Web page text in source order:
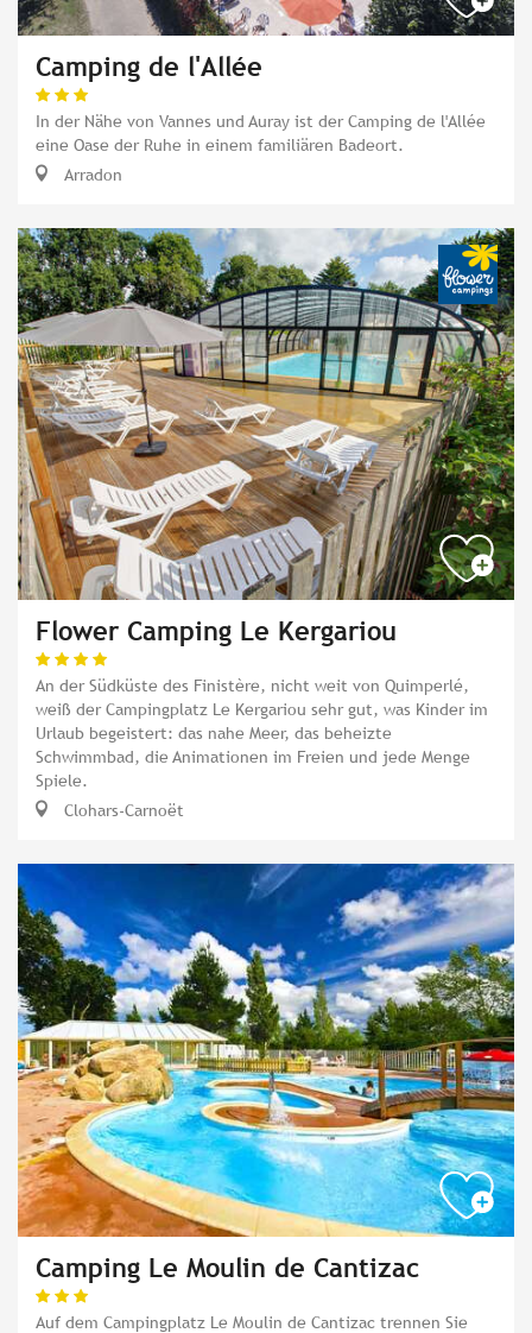
Camping de l'Allée
In der Nähe von Vannes und Auray ist der Camping de l'Allée
eine Oase der Ruhe in einem familiären Badeort.
Arradon
Flower Camping Le Kergariou
An der Südküste des Finistère, nicht weit von Quimperlé,
weiß der Campingplatz Le Kergariou sehr gut, was Kinder im
Urlaub begeistert: das nahe Meer, das beheizte
Schwimmbad, die Animationen im Freien und jede Menge
Spiele.
Clohars-Carnoët
Camping Le Moulin de Cantizac
Auf dem Campingplatz Le Moulin de Cantizac trennen Sie